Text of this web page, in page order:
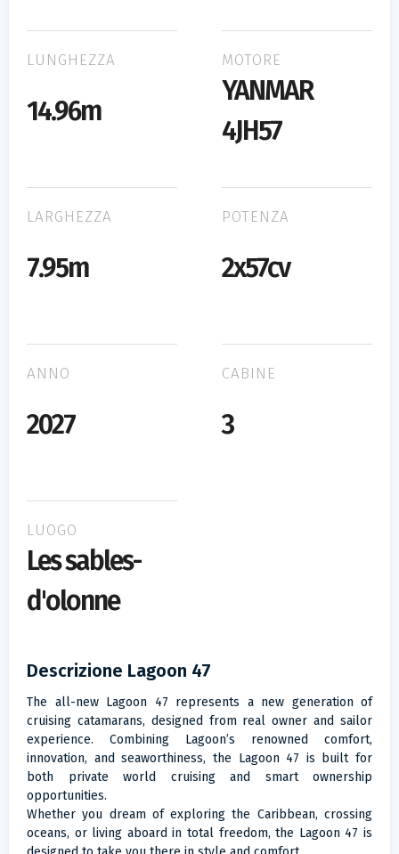
LUNGHEZZA
14.96m
MOTORE
YANMAR
4JH57
LARGHEZZA
7.95m
POTENZA
2x57cv
ANNO
2027
CABINE
3
LUOGO
Les sables-
d'olonne
Descrizione Lagoon 47
The all-new Lagoon 47 represents a new generation of
cruising catamarans, designed from real owner and sailor
experience. Combining Lagoon’s renowned comfort,
innovation, and seaworthiness, the Lagoon 47 is built for
both private world cruising and smart ownership
opportunities.
Whether you dream of exploring the Caribbean, crossing
oceans, or living aboard in total freedom, the Lagoon 47 is